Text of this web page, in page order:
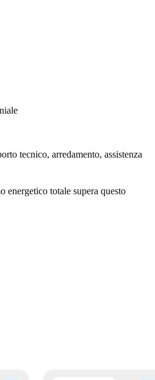
tecnico, arredamento, assistenza
energetico totale supera questo